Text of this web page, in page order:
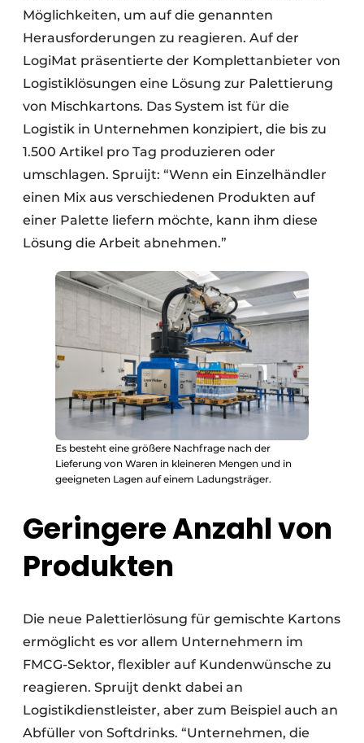
Möglichkeiten, um auf die genannten
Herausforderungen zu reagieren. Auf der
LogiMat präsentierte der Komplettanbieter von
Logistiklösungen eine Lösung zur Palettierung
von Mischkartons. Das System ist für die
Logistik in Unternehmen konzipiert, die bis zu
1.500 Artikel pro Tag produzieren oder
umschlagen. Spruijt: “Wenn ein Einzelhändler
einen Mix aus verschiedenen Produkten auf
einer Palette liefern möchte, kann ihm diese
Lösung die Arbeit abnehmen.”
Es besteht eine größere Nachfrage nach der
Lieferung von Waren in kleineren Mengen und in
geeigneten Lagen auf einem Ladungsträger.
Geringere Anzahl von
Produkten
Die neue Palettierlösung für gemischte Kartons
ermöglicht es vor allem Unternehmern im
FMCG-Sektor, flexibler auf Kundenwünsche zu
reagieren. Spruijt denkt dabei an
Logistikdienstleister, aber zum Beispiel auch an
Abfüller von Softdrinks. “Unternehmen, die